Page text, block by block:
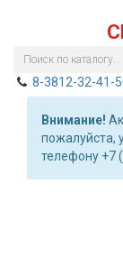
8-3812-32-41-
Внимание!
пожалуйста,
телефону +7